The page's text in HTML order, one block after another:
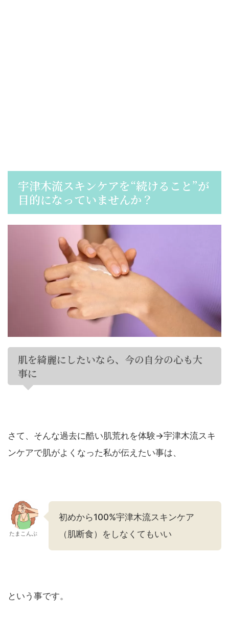
宇津木流スキンケアを“続けること”が
目的になっていませんか？
肌を綺麗にしたいなら、今の自分の心も大
事に
さて、そんな過去に酷い肌荒れを体験→宇津木流スキ
ンケアで肌がよくなった私が伝えたい事は、
たまこんぶ
初めから100%宇津木流スキンケア
（肌断食）をしなくてもいい
という事です。